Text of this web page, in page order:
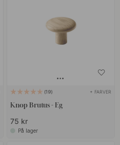
19 + FARVER
Knop Brutus - Eg
75 kr
På lager